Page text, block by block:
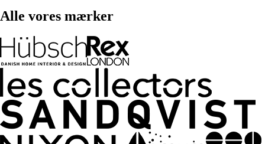
Alle vores mærker